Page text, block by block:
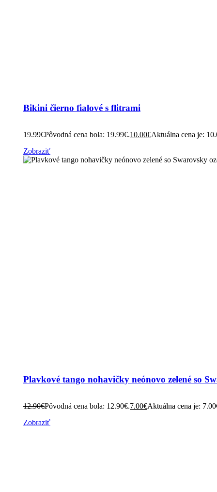
Bikini čierno fialové s flitrami
19.99€Pôvodná cena bola: 19.99€.10.00€Aktuálna cena je:
Zobraziť
Plavkové tango nohavičky neónovo zelené so
12.90€Pôvodná cena bola: 12.90€.7.00€Aktuálna cena je:
Zobraziť